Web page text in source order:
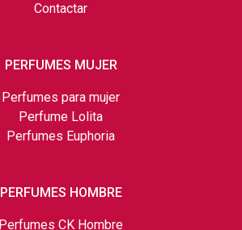
Contactar
PERFUMES MUJER
Perfumes para mujer
Perfume Lolita
Perfumes Euphoria
PERFUMES HOMBRE
Perfumes CK Hombre